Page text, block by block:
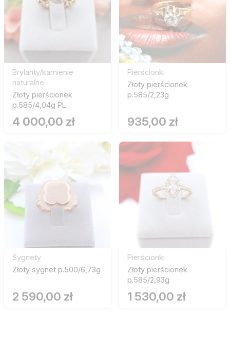
Brylanty/kamienie
naturalne
Złoty pierścionek
p.585/4,04g PL
4 000,00 zł
Pierścionki
Złoty pierścionek
p.585/2,23g
935,00 zł
Sygnety
Złoty sygnet p.500/6,73g
2 590,00 zł
Pierścionki
Złoty pierścionek
p.585/2,93g
1 530,00 zł